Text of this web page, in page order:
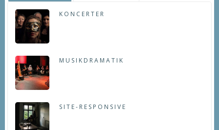
KONCERTER
MUSIKDRAMATIK
SITE-RESPONSIVE